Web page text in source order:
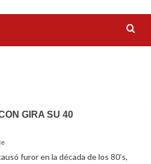
GIRA SU 40
furor en la década de los 80’s,